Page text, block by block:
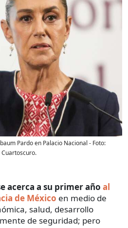
Pardo en Palacio Nacional - Foto:
Cuartoscuro.
acerca a su primer año al
de México en medio de
salud, desarrollo
de seguridad; pero